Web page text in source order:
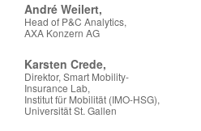
André Weilert,
Head of P&C Analytics,
AXA Konzern AG
Karsten Crede,
Direktor, Smart Mobility-
Insurance Lab,
Institut für Mobilität (IMO-HSG),
Universität St. Gallen